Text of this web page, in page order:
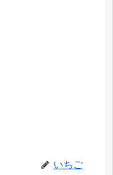
いちご